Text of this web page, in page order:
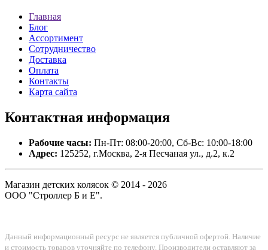
Главная
Блог
Ассортимент
Сотрудничество
Доставка
Оплата
Контакты
Карта сайта
Контактная информация
Рабочие часы: Пн-Пт: 08:00-20:00, Сб-Вс: 10:00-18:00
Адрес: 125252, г.Москва, 2-я Песчаная ул., д.2, к.2
Магазин детских колясок © 2014 - 2026
ООО "Строллер Б и Е".
Данный информационный ресурс не является публичной офертой. Наличие
и стоимость товаров уточняйте по телефону. Производители оставляют за